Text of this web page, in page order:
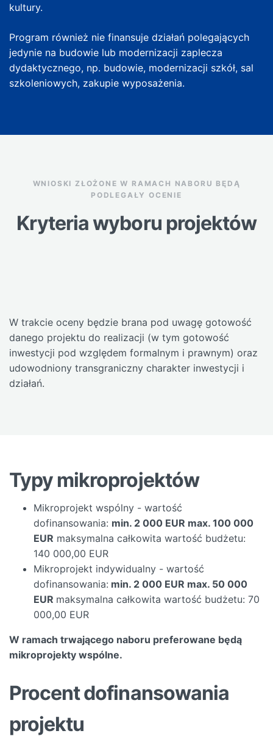
kultury.
Program również nie finansuje działań polegających
jedynie na budowie lub modernizacji zaplecza
dydaktycznego, np. budowie, modernizacji szkół, sal
szkoleniowych, zakupie wyposażenia.
WNIOSKI ZŁOŻONE W RAMACH NABORU BĘDĄ
PODLEGAŁY OCENIE
Kryteria wyboru projektów
W trakcie oceny będzie brana pod uwagę gotowość
danego projektu do realizacji (w tym gotowość
inwestycji pod względem formalnym i prawnym) oraz
udowodniony transgraniczny charakter inwestycji i
działań.
Typy mikroprojektów
Mikroprojekt wspólny - wartość
dofinansowania: min. 2 000 EUR max. 100 000
EUR maksymalna całkowita wartość budżetu:
140 000,00 EUR
Mikroprojekt indywidualny - wartość
dofinansowania: min. 2 000 EUR max. 50 000
EUR maksymalna całkowita wartość budżetu: 70
000,00 EUR
W ramach trwającego naboru preferowane będą
mikroprojekty wspólne.
Procent dofinansowania
projektu